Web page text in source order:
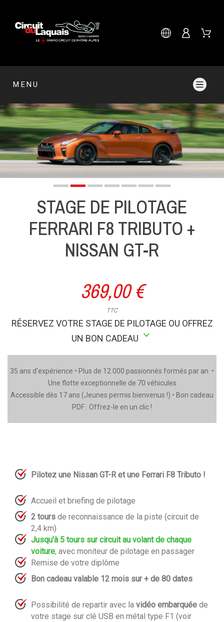
MENU
STAGE DE PILOTAGE
FERRARI F8 TRIBUTO +
NISSAN GT-R
369,00 €
TTC
RÉSERVEZ VOTRE STAGE DE PILOTAGE OU OFFREZ
UN BON CADEAU stat_minus_1
35 ans d'expérience • Plus de 12 000 passionnés formés par an •
Une flotte exceptionnelle de 70 véhicules
Accessible dès 17 ans (Jeunes permis bienvenus !) • Bon cadeau
PDF : Offrez-le en un clic !
Pilotez une Nissan GT-R et une Ferrari F8 Tributo !
Accueil et briefing de pilotage
2 tours de reconnaissance de la piste (circuit de
2,4 km)
Jusqu'à 5 tours sur circuit au volant de chaque
voiture, avec moniteur de pilotage en passager
Remise de votre diplôme
Bon cadeau valable 12 mois sur + de 80 dates
Possibilité de repartir avec la vidéo embarquée de
votre stage sur clé USB en métal type F1 (voir